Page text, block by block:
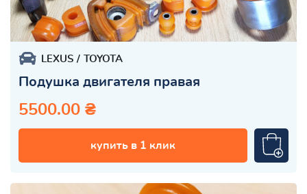
LEXUS TOYOTA
Подушка двигателя правая
5500.00 ₴
купить в 1 клик